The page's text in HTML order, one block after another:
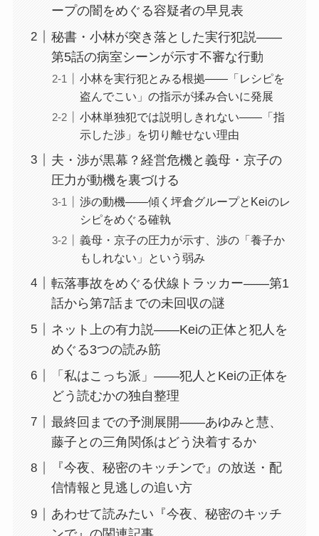
ープの闇をめぐる容疑者の早見表
秘書・小林が突き落とした実行犯説——
第5話の病室シーンが示す不審な行動
小林を実行犯とみる根拠——「レシピを
盗んでこい」の指示が揉み合いに発展
小林単独犯では説明しきれない——「指
示した渉」を切り離せない理由
夫・渉が黒幕？経営危機と義母・京子の
圧力が動機を裏づける
渉の動機——傾く坪倉グループとKeiのレ
シピをめぐる確執
義母・京子の圧力が示す、渉の「養子か
もしれない」という弱み
転落事故をめぐる伏線トラッカー——第1
話から第7話までの未回収の謎
ネット上の有力説——Keiの正体と犯人を
めぐる3つの読み筋
「私はこっち派」——犯人とKeiの正体を
どう読むかの独自整理
最終回までの予測展開——あゆみと慧、
藤子との三角関係はどう決着するか
『今夜、秘密のキッチンで』の放送・配
信情報と見逃しの追い方
あわせて読みたい『今夜、秘密のキッチ